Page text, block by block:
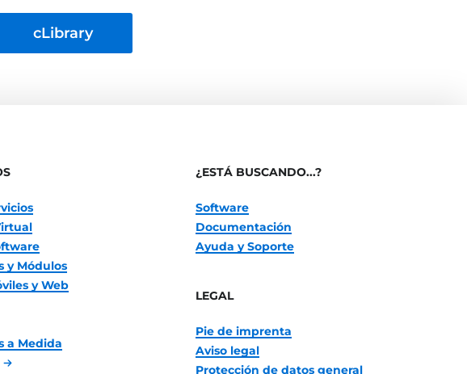
cLibrary
y Módulos
y Web
a Medida
¿ESTÁ BUSCANDO...?
Software
Documentación
Ayuda y Soporte
LEGAL
Pie de imprenta
Aviso legal
Protección de datos general